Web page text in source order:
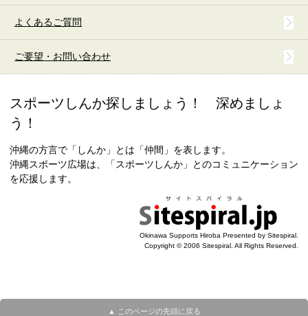
よくあるご質問
ご要望・お問い合わせ
スポーツしんか探しましょう！ 深めましょ
う！
沖縄の方言で「しんか」とは「仲間」を表します。
沖縄スポーツ広場は、「スポーツしんか」とのコミュニケーション
を応援します。
Okinawa Supports Hiroba Presented by Sitespiral.
Copyright © 2006 Sitespiral. All Rights Reserved.
▲ このページの先頭に戻る